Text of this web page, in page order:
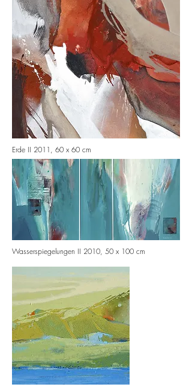
Erde II 2011, 60 x 60 cm
Wasserspiegelungen II 2010, 50 x 100 cm